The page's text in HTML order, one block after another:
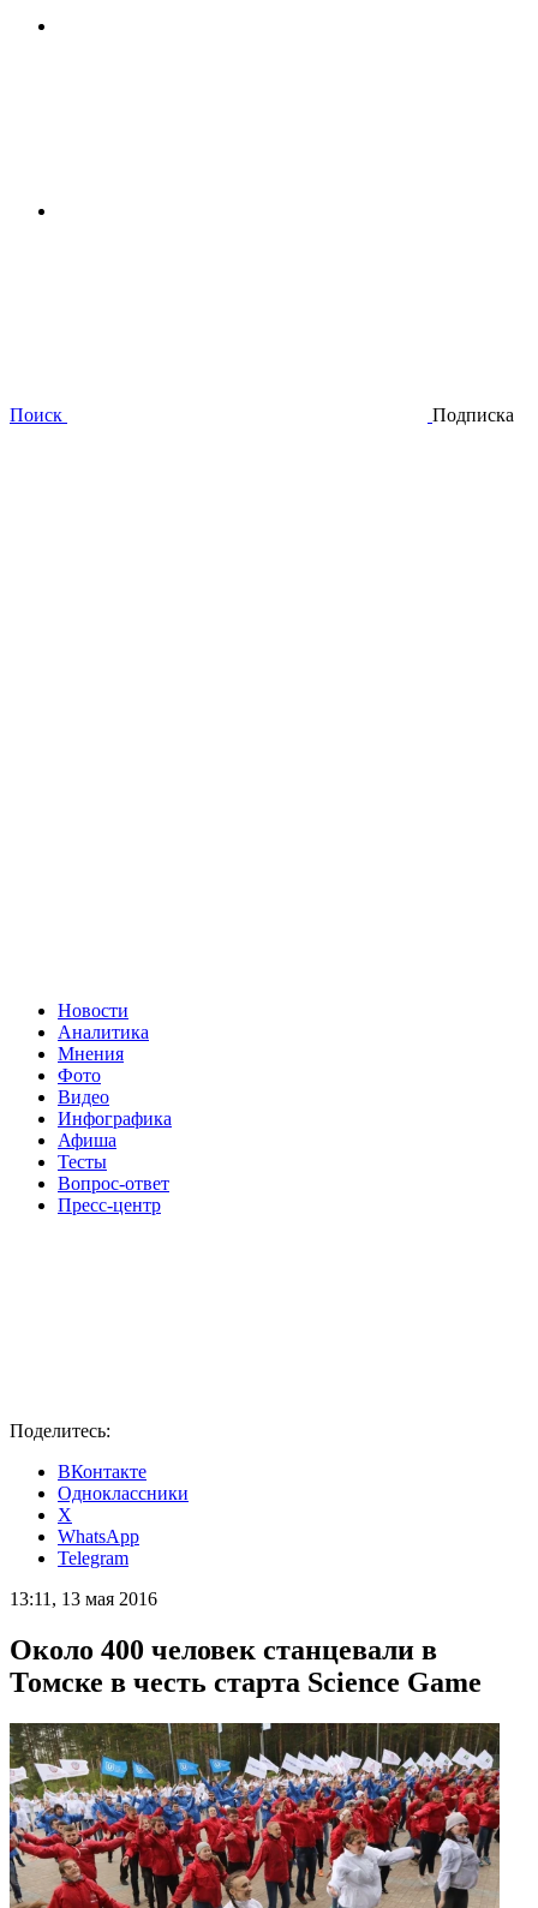
Поиск Подписка
Новости
Аналитика
Мнения
Фото
Видео
Инфографика
Афиша
Тесты
Вопрос-ответ
Пресс-центр
Поделитесь:
ВКонтакте
Одноклассники
X
WhatsApp
Telegram
13:11, 13 мая 2016
Около 400 человек станцевали в
Томске в честь старта Science Game